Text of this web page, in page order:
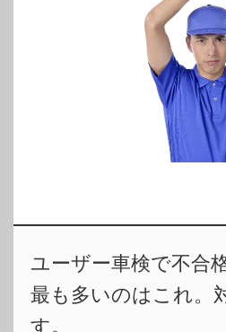
ユーザー車検で不合
最も多いのはこれ。
す。